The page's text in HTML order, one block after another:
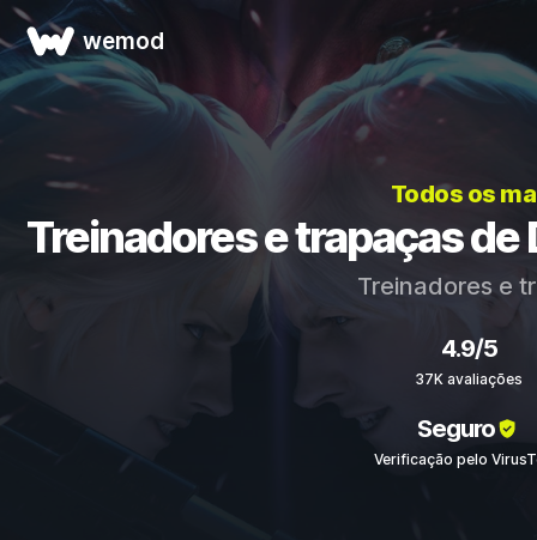
wemod
Todos os
Treinadores e trapaças de
Treinadores e
4.9/5
37K avaliações
Seguro
Verificação pelo